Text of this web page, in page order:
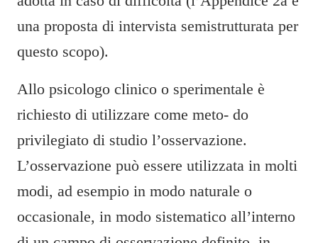
una proposta di intervista semistrutturata per
questo scopo).
Allo psicologo clinico o sperimentale è
richiesto di utilizzare come meto- do
privilegiato di studio l’osservazione.
L’osservazione può essere utilizzata in molti
modi, ad esempio in modo naturale o
occasionale, in modo sistematico all’interno